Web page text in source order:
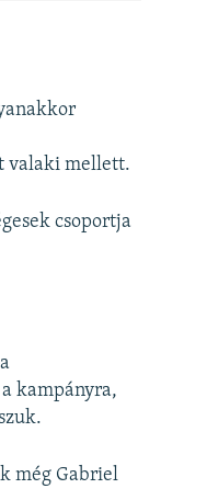
valaki mellett.
csoportja
kampányra,
még Gabriel